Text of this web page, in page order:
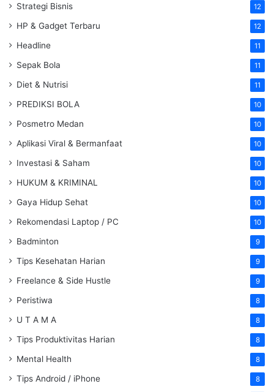
Strategi Bisnis 12
HP & Gadget Terbaru 12
Headline 11
Sepak Bola 11
Diet & Nutrisi 11
PREDIKSI BOLA 10
Posmetro Medan 10
Aplikasi Viral & Bermanfaat 10
Investasi & Saham 10
HUKUM & KRIMINAL 10
Gaya Hidup Sehat 10
Rekomendasi Laptop / PC 10
Badminton 9
Tips Kesehatan Harian 9
Freelance & Side Hustle 9
Peristiwa 8
U T A M A 8
Tips Produktivitas Harian 8
Mental Health 8
Tips Android / iPhone 8